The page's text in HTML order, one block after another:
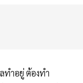
ทำอยู่ ต้องทำ